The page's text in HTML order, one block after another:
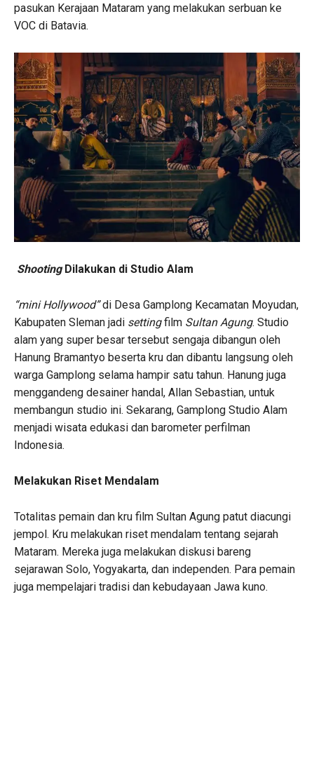
pasukan Kerajaan Mataram yang melakukan serbuan ke
VOC di Batavia.
Shooting Dilakukan di Studio Alam
“mini Hollywood”di Desa Gamplong Kecamatan Moyudan,
Kabupaten Sleman jadi settingfilm Sultan Agung. Studio
alam yang super besar tersebut sengaja dibangun oleh
Hanung Bramantyo beserta kru dan dibantu langsung oleh
warga Gamplong selama hampir satu tahun. Hanung juga
menggandeng desainer handal, Allan Sebastian, untuk
membangun studio ini. Sekarang, Gamplong Studio Alam
menjadi wisata edukasi dan barometer perfilman
Indonesia.
Melakukan Riset Mendalam
Totalitas pemain dan kru film Sultan Agung patut diacungi
jempol. Kru melakukan riset mendalam tentang sejarah
Mataram. Mereka juga melakukan diskusi bareng
sejarawan Solo, Yogyakarta, dan independen. Para pemain
juga mempelajari tradisi dan kebudayaan Jawa kuno.